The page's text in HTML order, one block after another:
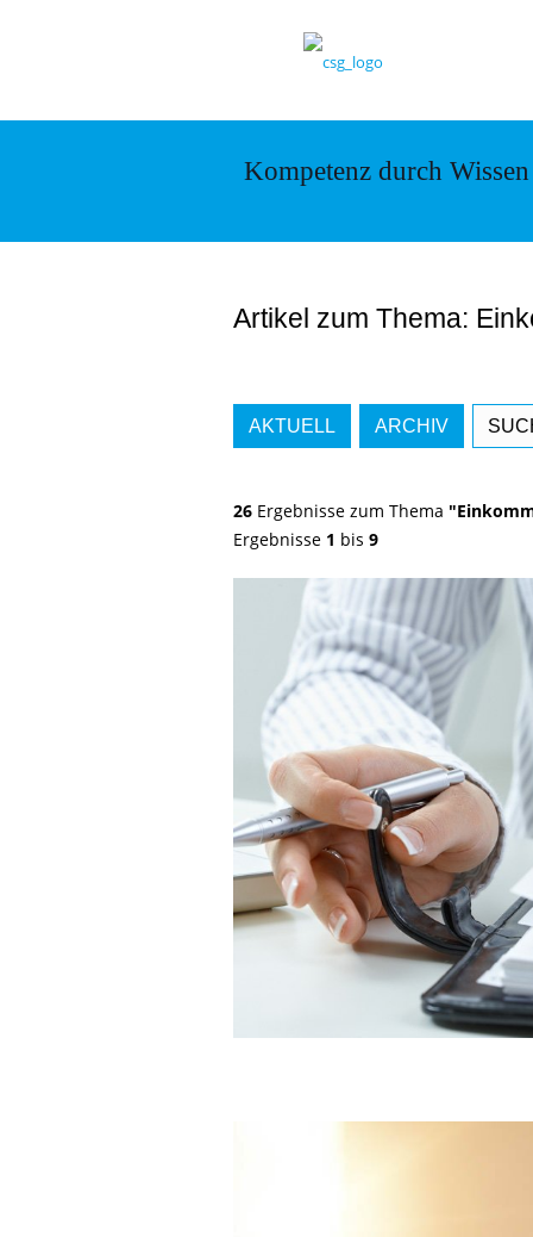
Kompetenz durch Wissen
Artikel zum Thema:
AKTUELL ARCHIV
26Ergebnisse zum Thema
Ergebnisse 1 bis 9